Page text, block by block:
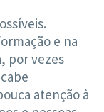
e na
por vezes
atenção à